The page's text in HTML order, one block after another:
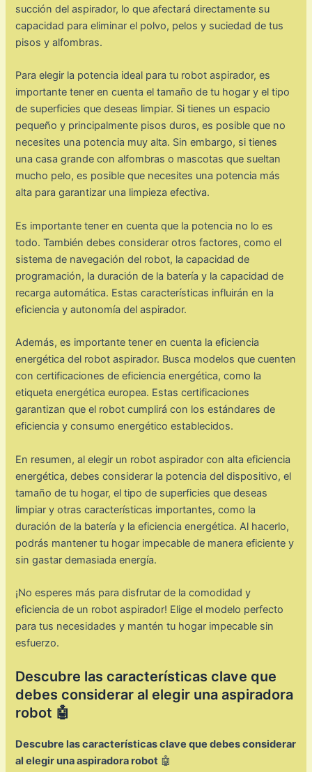
succión del aspirador, lo que afectará directamente su
capacidad para eliminar el polvo, pelos y suciedad de tus
pisos y alfombras.
Para elegir la potencia ideal para tu robot aspirador, es
importante tener en cuenta el tamaño de tu hogar y el tipo
de superficies que deseas limpiar. Si tienes un espacio
pequeño y principalmente pisos duros, es posible que no
necesites una potencia muy alta. Sin embargo, si tienes
una casa grande con alfombras o mascotas que sueltan
mucho pelo, es posible que necesites una potencia más
alta para garantizar una limpieza efectiva.
Es importante tener en cuenta que la potencia no lo es
todo. También debes considerar otros factores, como el
sistema de navegación del robot, la capacidad de
programación, la duración de la batería y la capacidad de
recarga automática. Estas características influirán en la
eficiencia y autonomía del aspirador.
Además, es importante tener en cuenta la eficiencia
energética del robot aspirador. Busca modelos que cuenten
con certificaciones de eficiencia energética, como la
etiqueta energética europea. Estas certificaciones
garantizan que el robot cumplirá con los estándares de
eficiencia y consumo energético establecidos.
En resumen, al elegir un robot aspirador con alta eficiencia
energética, debes considerar la potencia del dispositivo, el
tamaño de tu hogar, el tipo de superficies que deseas
limpiar y otras características importantes, como la
duración de la batería y la eficiencia energética. Al hacerlo,
podrás mantener tu hogar impecable de manera eficiente y
sin gastar demasiada energía.
¡No esperes más para disfrutar de la comodidad y
eficiencia de un robot aspirador! Elige el modelo perfecto
para tus necesidades y mantén tu hogar impecable sin
esfuerzo.
Descubre las características clave que
debes considerar al elegir una aspiradora
robot 🤖
Descubre las características clave que debes considerar
al elegir una aspiradora robot 🤖